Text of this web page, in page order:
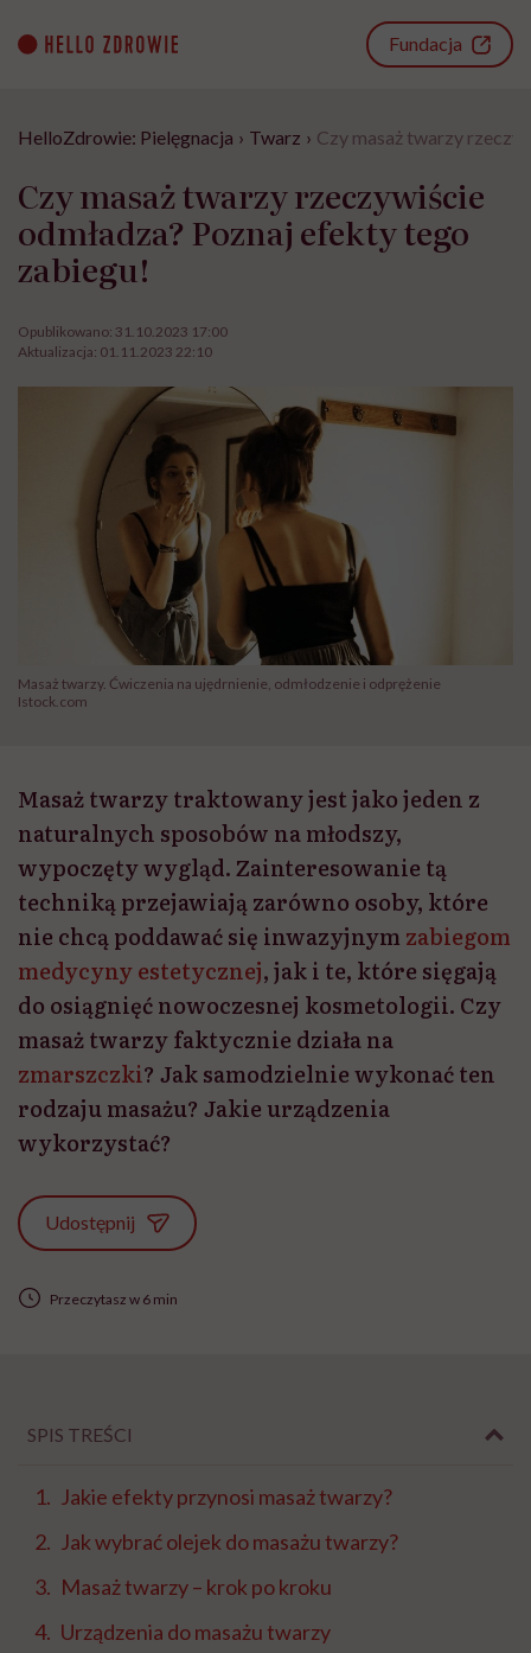
content
Fundacja
HelloZdrowie: Pielęgnacja › Twarz › Czy masaż twarzy
Czy masaż twarzy rzeczywiście
odmładza? Poznaj efekty tego
zabiegu!
Opublikowano: 31.10.2023 17:00
Aktualizacja: 01.11.2023 22:10
Masaż twarzy. Ćwiczenia na ujędrnienie, odmłodzenie i odprężenie
Istock.com
Masaż twarzy traktowany jest jako jeden z
naturalnych sposobów na młodszy,
wypoczęty wygląd. Zainteresowanie tą
techniką przejawiają zarówno osoby, które
nie chcą poddawać się inwazyjnym zabiegom
medycyny estetycznej, jak i te, które sięgają
do osiągnięć nowoczesnej kosmetologii. Czy
masaż twarzy faktycznie działa na
zmarszczki? Jak samodzielnie wykonać ten
rodzaju masażu? Jakie urządzenia
wykorzystać?
Udostępnij
Przeczytasz w 6 min
SPIS TREŚCI
Jakie efekty przynosi masaż twarzy?
Jak wybrać olejek do masażu twarzy?
Masaż twarzy – krok po kroku
Urządzenia do masażu twarzy